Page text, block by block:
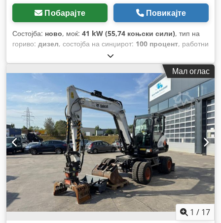
Побарајте Повикајте
Состојба: ново, моќ: 41 kW (55,74 коњски сили), тип на
гориво: дизел, состојба на синџирот: 100 процент, работни
гумирани гусеници
Мал оглас
1 / 17